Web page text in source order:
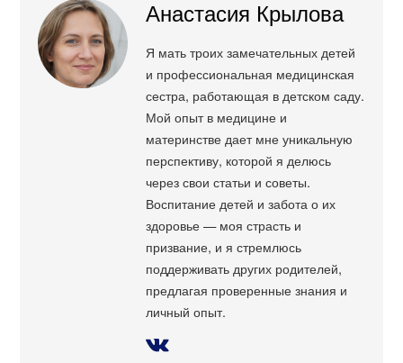
Анастасия Крылова
Я мать троих замечательных детей
и профессиональная медицинская
сестра, работающая в детском саду.
Мой опыт в медицине и
материнстве дает мне уникальную
перспективу, которой я делюсь
через свои статьи и советы.
Воспитание детей и забота о их
здоровье — моя страсть и
призвание, и я стремлюсь
поддерживать других родителей,
предлагая проверенные знания и
личный опыт.